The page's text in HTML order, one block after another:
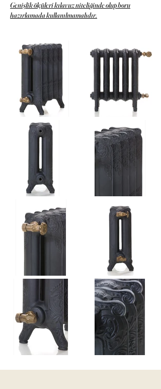
Genişlik ölçüleri kılavuz niteliğinde olup boru
hazırlamada kullanılmamalıdır.